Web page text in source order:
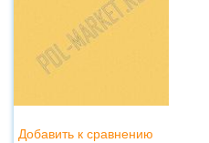
Добавить к сравнению